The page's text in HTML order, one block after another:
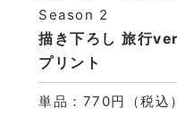
描き下ろし 旅行
プリント
Season 2
単品：770円（税込）